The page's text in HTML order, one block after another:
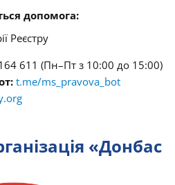
допомога:
Реєстру
611 (Пн–Пт з 10:00 до 15:00)
t.me/ms_pravova_bot
«Донбас